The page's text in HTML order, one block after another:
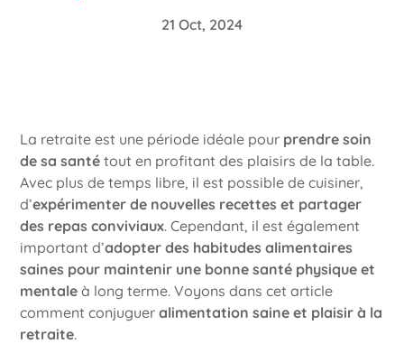
21 Oct, 2024
La retraite est une période idéale pour prendre soin
de sa santé tout en profitant des plaisirs de la table.
Avec plus de temps libre, il est possible de cuisiner,
d’expérimenter de nouvelles recettes et partager
des repas conviviaux. Cependant, il est également
important d’adopter des habitudes alimentaires
saines pour maintenir une bonne santé physique et
mentale à long terme. Voyons dans cet article
comment conjugueralimentation saine et plaisir à la
retraite.